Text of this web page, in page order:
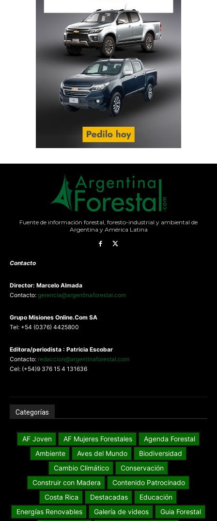
Fuente de información forestal, foresto-industrial y ambiental de
Argentina y América Latina
Contacto
Director: Marcelo Almada
Contacto: gerencia@argentinaforestal.com
Grupo Misiones Online.Com SA
Tel: +54 (0376) 4425800
Editora/periodista : Patricia Escobar
Contacto: redaccion@argentinaforestal.com
Cel: (+54)9 376 15 4 131636
Categorías
AF Joven AF Mujeres Forestales
Agenda Forestal
Ambiente
Aves del Mundo
Biodiversidad
Cambio Climático
Conservación
Construir con Madera
Contenido Patrocinado
Costa Rica
Destacadas
Educación
Energías Renovables
Galería de videos
Guia Forestal